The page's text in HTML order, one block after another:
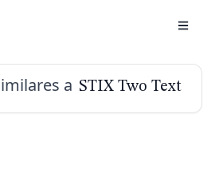
a STIX Two Text